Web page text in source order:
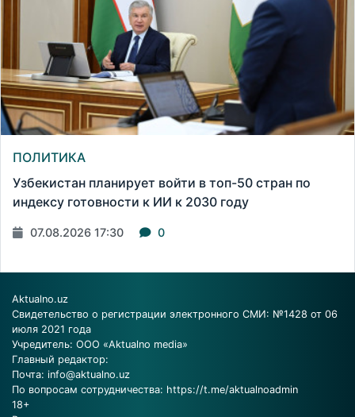
ПОЛИТИКА
Узбекистан планирует войти в топ-50 стран по
индексу готовности к ИИ к 2030 году
07.08.2026 17:30 0
Aktualno.uz
Свидетельство о регистрации электронного СМИ: №1428 от 06
июля 2021 года
Учредитель: ООО «Aktualno media»
Главный редактор:
Почта: info@aktualno.uz
По вопросам сотрудничества: https://t.me/aktualnoadmin
18+